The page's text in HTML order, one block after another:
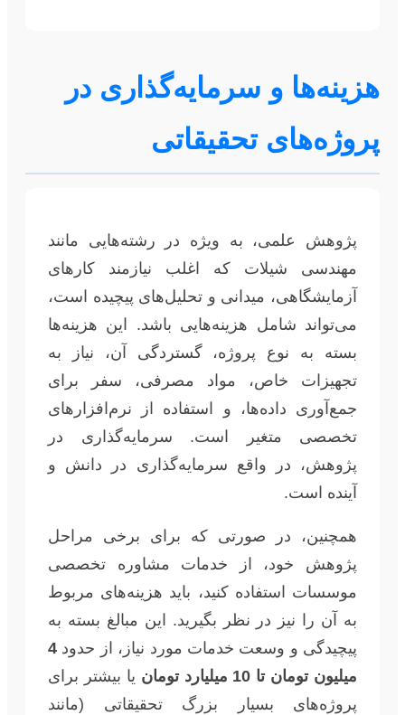
هزینه‌ها و سرمایه‌گذاری در
پروژه‌های تحقیقاتی
پژوهش علمی، به ویژه در رشته‌هایی مانند
مهندسی شیلات که اغلب نیازمند کارهای
آزمایشگاهی، میدانی و تحلیل‌های پیچیده است،
می‌تواند شامل هزینه‌هایی باشد. این هزینه‌ها
بسته به نوع پروژه، گستردگی آن، نیاز به
تجهیزات خاص، مواد مصرفی، سفر برای
جمع‌آوری داده‌ها، و استفاده از نرم‌افزارهای
تخصصی متغیر است. سرمایه‌گذاری در
پژوهش، در واقع سرمایه‌گذاری در دانش و
آینده است.
همچنین، در صورتی که برای برخی مراحل
پژوهش خود، از خدمات مشاوره تخصصی
موسسات استفاده کنید، باید هزینه‌های مربوط
به آن را نیز در نظر بگیرید. این مبالغ بسته به
پیچیدگی و وسعت خدمات مورد نیاز، از حدود 4
میلیون تومان تا 10 میلیارد تومان
یا بیشتر برای
پروژه‌های بسیار بزرگ تحقیقاتی (مانند